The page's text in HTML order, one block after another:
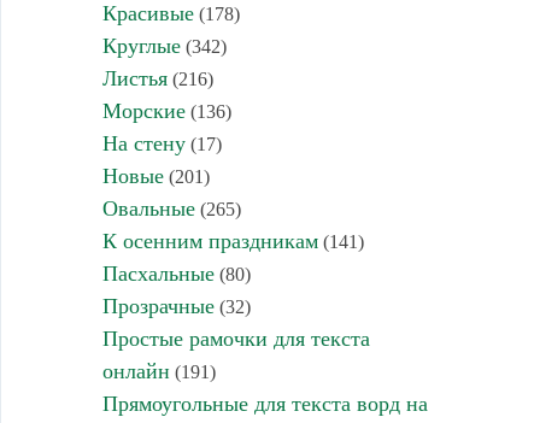
Красивые(178)
Круглые(342)
Листья(216)
Морские(136)
На стену(17)
Новые(201)
Овальные(265)
К осенним праздникам(141)
Пасхальные(80)
Прозрачные(32)
Простые рамочки для текста
онлайн (191)
Прямоугольные для текста ворд на